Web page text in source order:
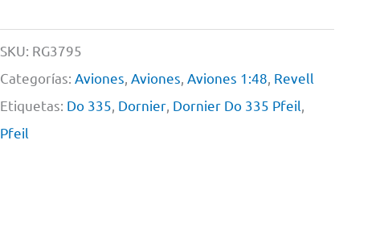
SKU: RG3795
Categorías: Aviones Aviones Aviones 1:48 Revell
Etiquetas: Do 335 Dornier, Dornier Do 335 Pfeil
Pfeil